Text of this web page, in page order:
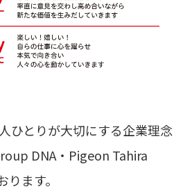
ひとりが大切にする企業理念
DNA・Pigeon Tahira
ます。